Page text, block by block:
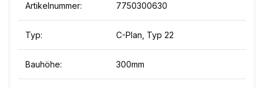
Artikelnummer: 7750300630
Typ: C-Plan, Typ 22
Bauhöhe: 300mm